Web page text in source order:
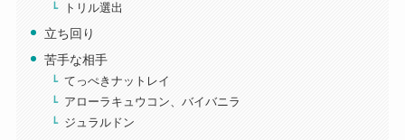
トリル選出
立ち回り
苦手な相手
てっぺきナットレイ
アローラキュウコン、バイバニラ
ジュラルドン